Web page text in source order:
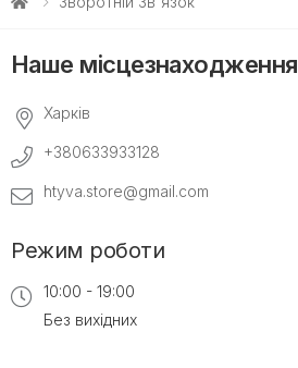
Наше місцезнаходження
Харків
+380633933128
htyva.store@gmail.com
Режим роботи
10:00 - 19:00
Без вихiдних